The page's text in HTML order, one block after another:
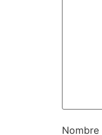
Nombre